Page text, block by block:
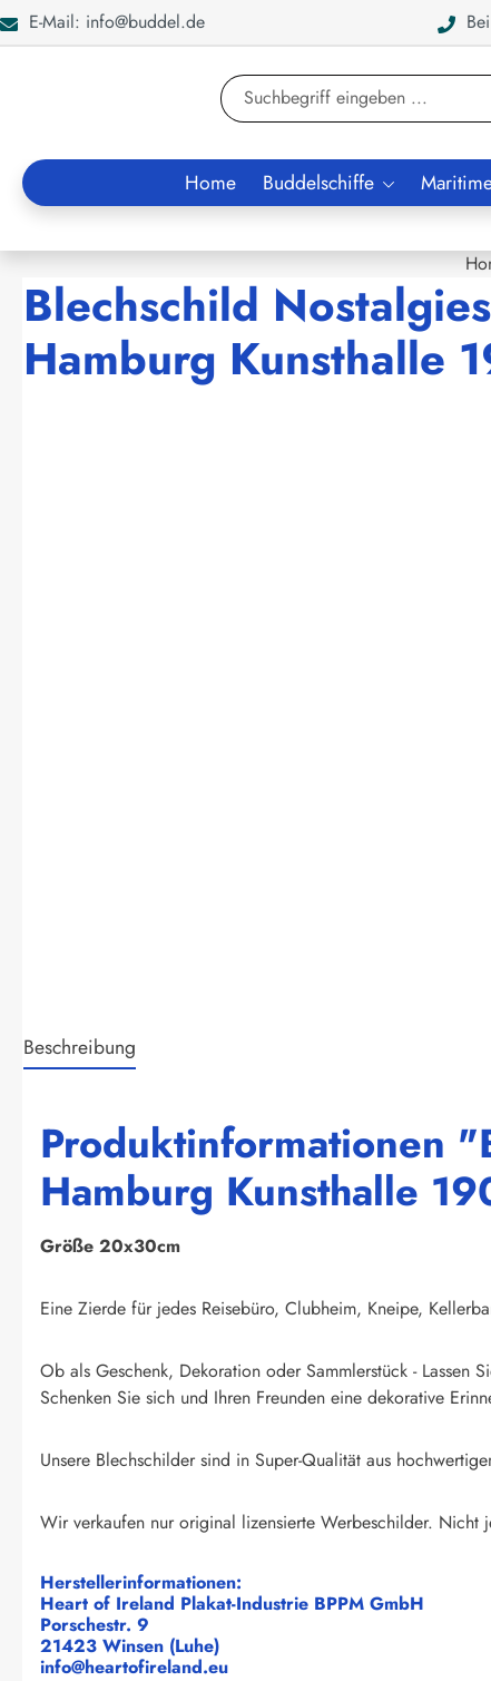
Zur Suche springen
E-Mail: info@buddel.de Bei
Home Buddelschiffe
Blechschild
Hamburg Kunsthalle
Beschreibung
Produktinformationen
Hamburg Kunsthalle
Größe 20x30cm
Eine Zierde für jedes Reisebüro, Clubheim, Kneipe,
Ob als Geschenk, Dekoration oder Sammlerstück - Lassen
Schenken Sie sich und Ihren Freunden eine dekorative
Unsere Blechschilder sind in Super-Qualität aus
Wir verkaufen nur original lizensierte Werbeschilder. Nicht
Herstellerinformationen:
Heart of Ireland Plakat-Industrie BPPM GmbH
Porschestr. 9
21423 Winsen (Luhe)
info@heartofireland.eu